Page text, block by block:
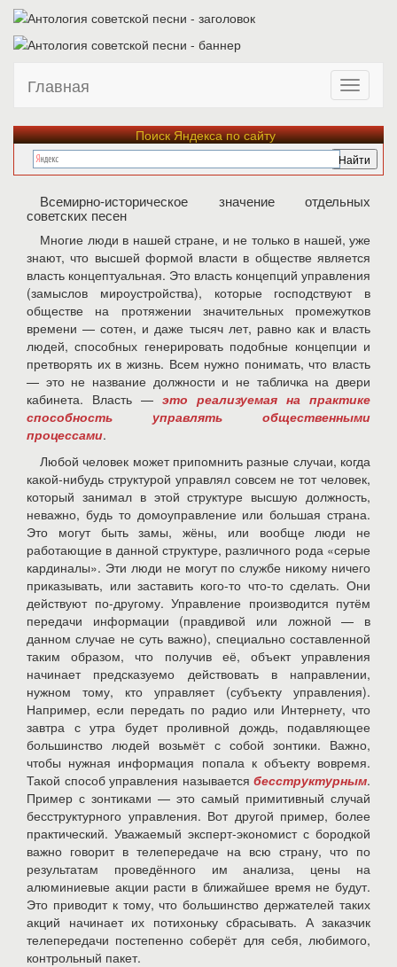
Главная
Поиск Яндекса по сайту
Всемирно-историческое значение отдельных
советских песен
Многие люди в нашей стране, и не только в нашей, уже
знают, что высшей формой власти в обществе является
власть концептуальная. Это власть концепций управления
(замыслов мироустройства), которые господствуют в
обществе на протяжении значительных промежутков
времени — сотен, и даже тысяч лет, равно как и власть
людей, способных генерировать подобные концепции и
претворять их в жизнь. Всем нужно понимать, что власть
— это не название должности и не табличка на двери
кабинета. Власть — это реализуемая на практике
способность управлять общественными
процессами.
Любой человек может припомнить разные случаи, когда
какой-нибудь структурой управлял совсем не тот человек,
который занимал в этой структуре высшую должность,
неважно, будь то домоуправление или большая страна.
Это могут быть замы, жёны, или вообще люди не
работающие в данной структуре, различного рода «серые
кардиналы». Эти люди не могут по службе никому ничего
приказывать, или заставить кого-то что-то сделать. Они
действуют по-другому. Управление производится путём
передачи информации (правдивой или ложной — в
данном случае не суть важно), специально составленной
таким образом, что получив её, объект управления
начинает предсказуемо действовать в направлении,
нужном тому, кто управляет (субъекту управления).
Например, если передать по радио или Интернету, что
завтра с утра будет проливной дождь, подавляющее
большинство людей возьмёт с собой зонтики. Важно,
чтобы нужная информация попала к объекту вовремя.
Такой способ управления называется бесструктурным.
Пример с зонтиками — это самый примитивный случай
бесструктурного управления. Вот другой пример, более
практический. Уважаемый эксперт-экономист с бородкой
важно говорит в телепередаче на всю страну, что по
результатам проведённого им анализа, цены на
алюминиевые акции расти в ближайшее время не будут.
Это приводит к тому, что большинство держателей таких
акций начинает их потихоньку сбрасывать. А заказчик
телепередачи постепенно соберёт для себя, любимого,
контрольный пакет.